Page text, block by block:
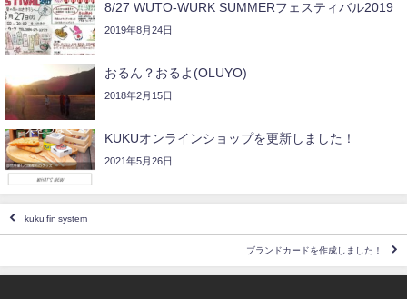
8/27 WUTO-WURK SUMMERフェスティバル2019
2019年8月24日
おるん？おるよ(OLUYO)
2018年2月15日
KUKUオンラインショップを更新しました！
2021年5月26日
kuku fin system
ブランドカードを作成しました！